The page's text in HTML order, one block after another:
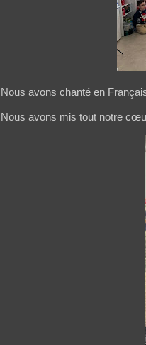
Nous avons chanté en
Nous avons mis tout notre